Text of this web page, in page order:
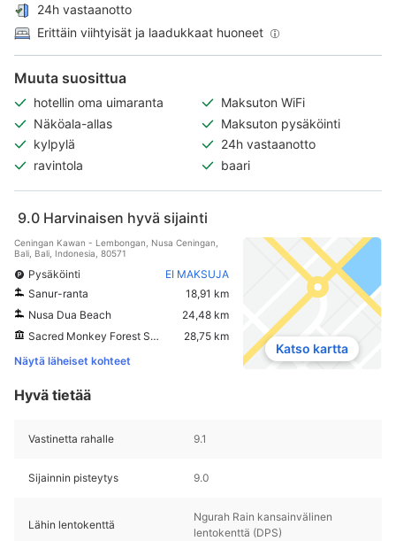
24h vastaanotto
Erittäin viihtyisät ja laadukkaat huoneet
Muuta suosittua
hotellin oma uimaranta
Maksuton WiFi
Näköala-allas
Maksuton pysäköinti
kylpylä
24h vastaanotto
ravintola
baari
9.0 Harvinaisen hyvä sijainti
Ceningan Kawan - Lembongan, Nusa Ceningan,
Bali, Bali, Indonesia, 80571
Pysäköinti
EI MAKSUJA
Sanur-ranta
18,91 km
Nusa Dua Beach
24,48 km
Sacred Monkey Forest Sanctuary
28,75 km
Näytä läheiset kohteet
Katso kartta
Hyvä tietää
Vastinetta rahalle 9.1
Sijainnin pisteytys 9.0
Lähin lentokenttä
Ngurah Rain kansainvälinen
lentokenttä (DPS)